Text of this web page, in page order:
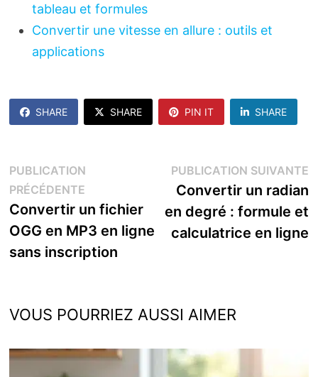
tableau et formules
Convertir une vitesse en allure : outils et
applications
SHARE SHARE PIN IT SHARE
Navigation
de
l’article
PUBLICATION
PRÉCÉDENTEPublication
précédente :
Convertir un fichier
OGG en MP3 en ligne
sans inscription
PUBLICATION SUIVANTE
Convertir un radian
en degré : formule et
calculatrice en ligne
VOUS POURRIEZ AUSSI AIMER